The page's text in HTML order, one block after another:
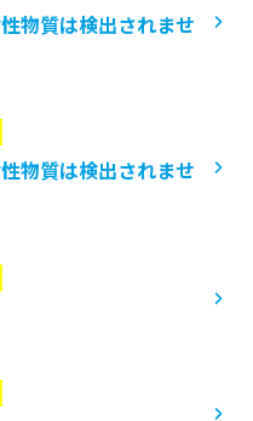
物質は検出されませ
物質は検出されませ